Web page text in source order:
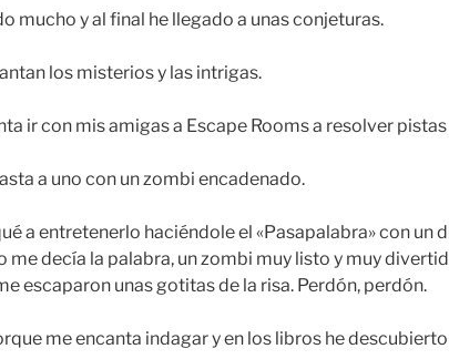
mucho y al final he llegado a unas conjeturas.
los misterios y las intrigas.
ir con mis amigas a Escape Rooms a resolver
a uno con un zombi encadenado.
a entretenerlo haciéndole el «Pasapalabra» con un
me decía la palabra, un zombi muy listo y muy
escaparon unas gotitas de la risa. Perdón, perdón.
me encanta indagar y en los libros he